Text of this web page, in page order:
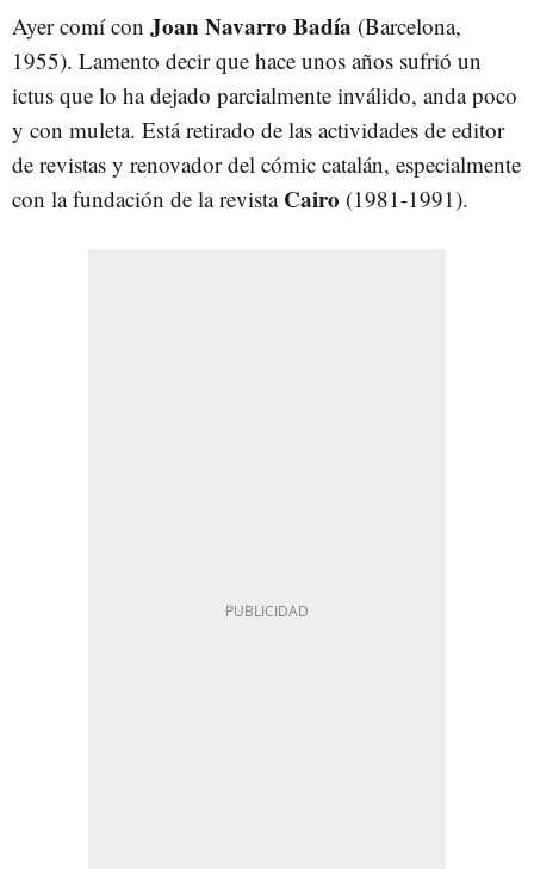
Ayer comí con Joan Navarro Badía (Barcelona,
1955). Lamento decir que hace unos años sufrió un
ictus que lo ha dejado parcialmente inválido, anda poco
y con muleta. Está retirado de las actividades de editor
de revistas y renovador del cómic catalán, especialmente
con la fundación de la revista Cairo (1981-1991).